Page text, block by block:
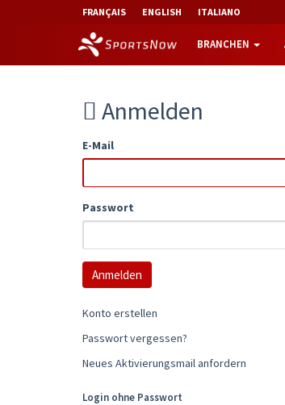
FRANÇAIS ENGLISH ITALIANO
BRANCHEN
Anmelden
E-Mail
Passwort
Konto erstellen
Passwort vergessen?
Neues Aktivierungsmail anfordern
Login ohne Passwort